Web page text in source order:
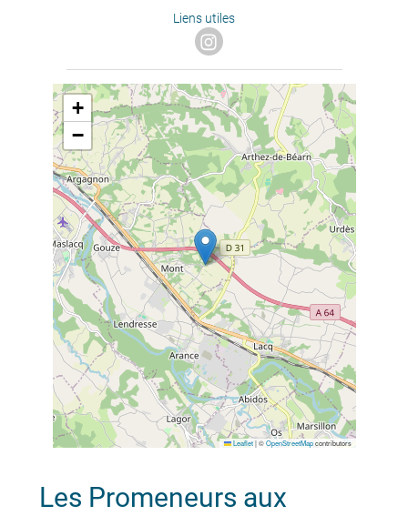
Liens utiles
+
−
Leaflet |©OpenStreetMapcontributors
Les Promeneurs aux